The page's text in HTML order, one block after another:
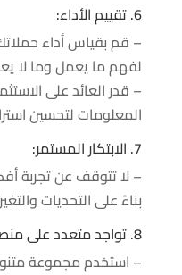
6. تقييم الأداء:
– قم بقياس أداء
لفهم ما يعمل وما لا
المعلومات لتحسين
7. الابتكار المستمر:
– لا تتوقف عن تجربة
بناءً على التحديات
8. تواجد متعدد على منصات متعددة:
– استخدم مجموعة